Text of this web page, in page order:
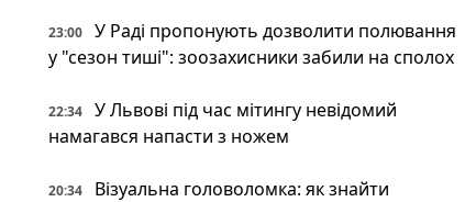
23:00
У Раді пропонують дозволити полювання
у "сезон тиші": зоозахисники забили на сполох
22:34
У Львові під час мітингу невідомий
намагався напасти з ножем
20:34
Візуальна головоломка: як знайти